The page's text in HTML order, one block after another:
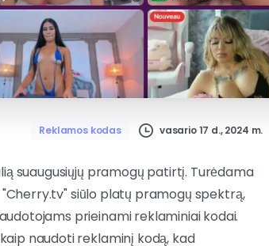
Reklamos kodas vasario 17 d., 2024 m.
suaugusiųjų pramogų patirtį. Turėdama
siūlo platų pramogų spektrą,
prieinami reklaminiai kodai.
naudoti reklaminį kodą, kad